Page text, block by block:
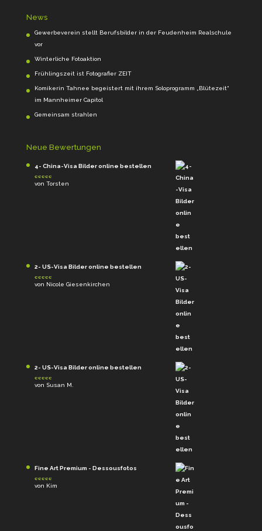
News
Gewerbeverein stellt Berufsbilder in der Feudenheim Realschule
vor
Winterliche Fotoaktion
Frühlingszeit ist Fotografier ZEIT
Komikerin Tahnee begeistert mit ihrem Soloprogramm „Blütezeit“
im Mannheimer Capitol
Gemeinsam strahlen
Neue Bewertungen
4- China-Visa Bilder online bestellen
Bewertet mit
von Torsten
2- US-Visa Bilder online bestellen
Bewertet mit
von Nicole Giesenkirchen
2- US-Visa Bilder online bestellen
Bewertet mit
von Susan M.
Fine Art Premium - Dessousfotos
Bewertet
von Kim